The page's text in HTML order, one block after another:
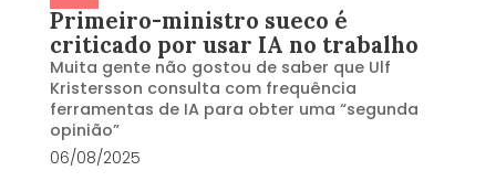
Primeiro-ministro sueco é
criticado por usar IA no trabalho
Muita gente não gostou de saber que Ulf
Kristersson consulta com frequência
ferramentas de IA para obter uma “segunda
opinião”
06/08/2025